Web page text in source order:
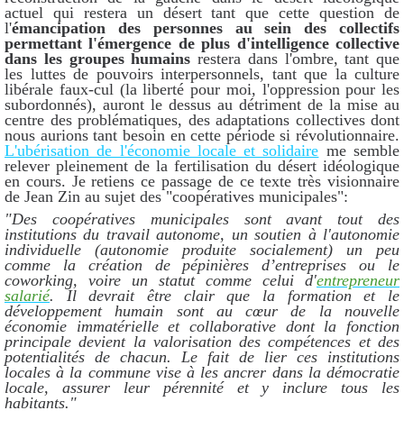
actuel qui restera un désert tant que cette question de
l'émancipation des personnes au sein des collectifs
permettant l'émergence de plus d'intelligence collective
dans les groupes humains restera dans l'ombre, tant que
les luttes de pouvoirs interpersonnels, tant que la culture
libérale faux-cul (la liberté pour moi, l'oppression pour les
subordonnés), auront le dessus au détriment de la mise au
centre des problématiques, des adaptations collectives dont
nous aurions tant besoin en cette période si révolutionnaire.
L'ubérisation de l'économie locale et solidaire me semble
relever pleinement de la fertilisation du désert idéologique
en cours. Je retiens ce passage de ce texte très visionnaire
de Jean Zin au sujet des "coopératives municipales":
"Des coopératives municipales sont avant tout des
institutions du travail autonome, un soutien à l'autonomie
individuelle (autonomie produite socialement) un peu
comme la création de pépinières d’entreprises ou le
coworking, voire un statut comme celui d'entrepreneur
salarié. Il devrait être clair que la formation et le
développement humain sont au cœur de la nouvelle
économie immatérielle et collaborative dont la fonction
principale devient la valorisation des compétences et des
potentialités de chacun. Le fait de lier ces institutions
locales à la commune vise à les ancrer dans la démocratie
locale, assurer leur pérennité et y inclure tous les
habitants."